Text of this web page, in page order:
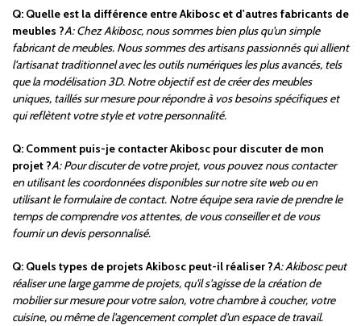
Q: Quelle est la différence entre Akibosc et d'autres fabricants de
meubles ?A: Chez Akibosc, nous sommes bien plus qu'un simple
fabricant de meubles. Nous sommes des artisans passionnés qui allient
l'artisanat traditionnel avec les outils numériques les plus avancés, tels
que la modélisation 3D. Notre objectif est de créer des meubles
uniques, taillés sur mesure pour répondre à vos besoins spécifiques et
qui reflètent votre style et votre personnalité.
Q: Comment puis-je contacter Akibosc pour discuter de mon
projet ?A: Pour discuter de votre projet, vous pouvez nous contacter
en utilisant les coordonnées disponibles sur notre site web ou en
utilisant le formulaire de contact. Notre équipe sera ravie de prendre le
temps de comprendre vos attentes, de vous conseiller et de vous
fournir un devis personnalisé.
Q: Quels types de projets Akibosc peut-il réaliser ?A: Akibosc peut
réaliser une large gamme de projets, qu'il s'agisse de la création de
mobilier sur mesure pour votre salon, votre chambre à coucher, votre
cuisine, ou même de l'agencement complet d'un espace de travail.